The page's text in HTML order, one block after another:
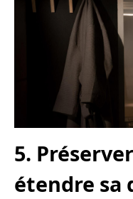
5.
étendre sa